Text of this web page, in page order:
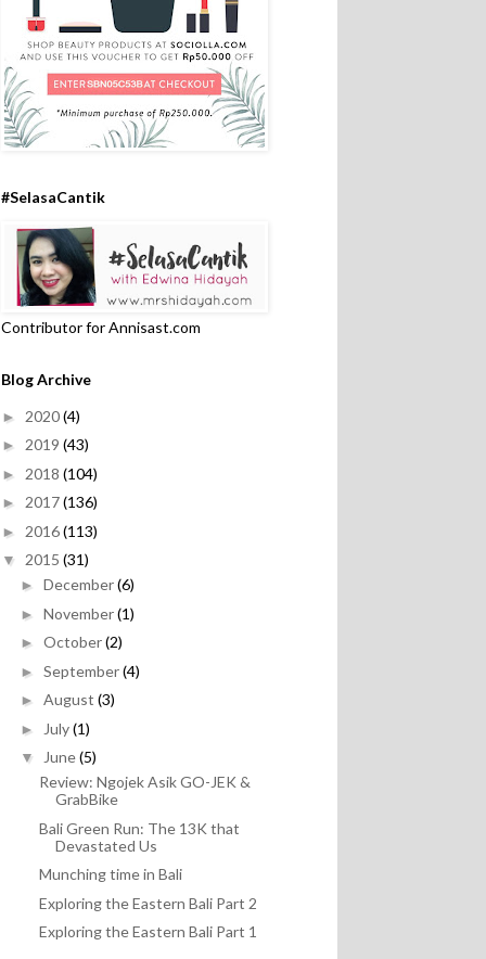
#SelasaCantik
Contributor for Annisast.com
Blog Archive
► 2020(4)
► 2019 (43)
► 2018 (104)
► 2017(136)
► 2016(113)
▼ 2015 (31)
► December(6)
► November(1)
► October(2)
► September(4)
► August (3)
► July(1)
▼ June(5)
Review: Ngojek Asik GO-JEK &
GrabBike
Bali Green Run: The 13K that
Devastated Us
Munching time in Bali
Exploring the Eastern Bali Part 2
Exploring the Eastern Bali Part 1